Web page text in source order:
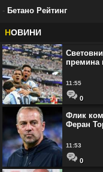
- Бетано Рейтинг
НОВИНИ
премина
11:55
0
Флик
Феран
11:53
0